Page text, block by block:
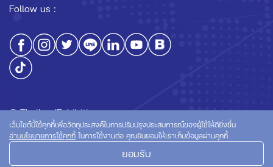
Follow us :
© ThailandExhibition.com
นโยบายการใช้คุกกี้
เว็บไซต์นี้ใช้คุกกี้เพื่อวัตถุประสงค์ในการปรับปรุงประสบการณ์ของผู้ใช้ให้ดียิ่งขึ้น
อ่านนโยบายการใช้คุกกี้ ในการใช้งานต่อ คุณยินยอมให้เราเก็บข้อมูลผ่านคุกกี้
ยอมรับ